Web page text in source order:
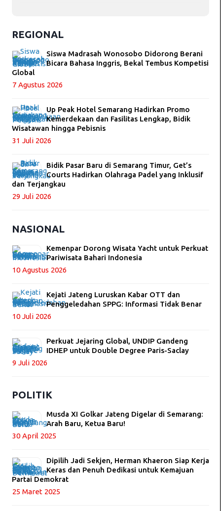
REGIONAL
Siswa Madrasah Wonosobo Didorong Berani
Bicara Bahasa Inggris, Bekal Tembus Kompetisi
Global
7 Agustus 2026
Up Peak Hotel Semarang Hadirkan Promo
Kemerdekaan dan Fasilitas Lengkap, Bidik
Wisatawan hingga Pebisnis
31 Juli 2026
Bidik Pasar Baru di Semarang Timur, Get’s
Courts Hadirkan Olahraga Padel yang Inklusif
dan Terjangkau
29 Juli 2026
NASIONAL
Kemenpar Dorong Wisata Yacht untuk Perkuat
Pariwisata Bahari Indonesia
10 Agustus 2026
Kejati Jateng Luruskan Kabar OTT dan
Penggeledahan SPPG: Informasi Tidak Benar
10 Juli 2026
Perkuat Jejaring Global, UNDIP Gandeng
IDHEP untuk Double Degree Paris-Saclay
9 Juli 2026
POLITIK
Musda XI Golkar Jateng Digelar di Semarang:
Arah Baru, Ketua Baru!
30 April 2025
Dipilih Jadi Sekjen, Herman Khaeron Siap Kerja
Keras dan Penuh Dedikasi untuk Kemajuan
Partai Demokrat
25 Maret 2025